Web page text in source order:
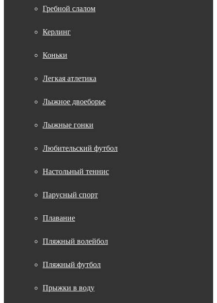
Гребной слалом
Керлинг
Коньки
Легкая атлетика
Лыжное двоеборье
Лыжные гонки
Любительский футбол
Настольный теннис
Парусный спорт
Плавание
Пляжный волейбол
Пляжный футбол
Прыжки в воду